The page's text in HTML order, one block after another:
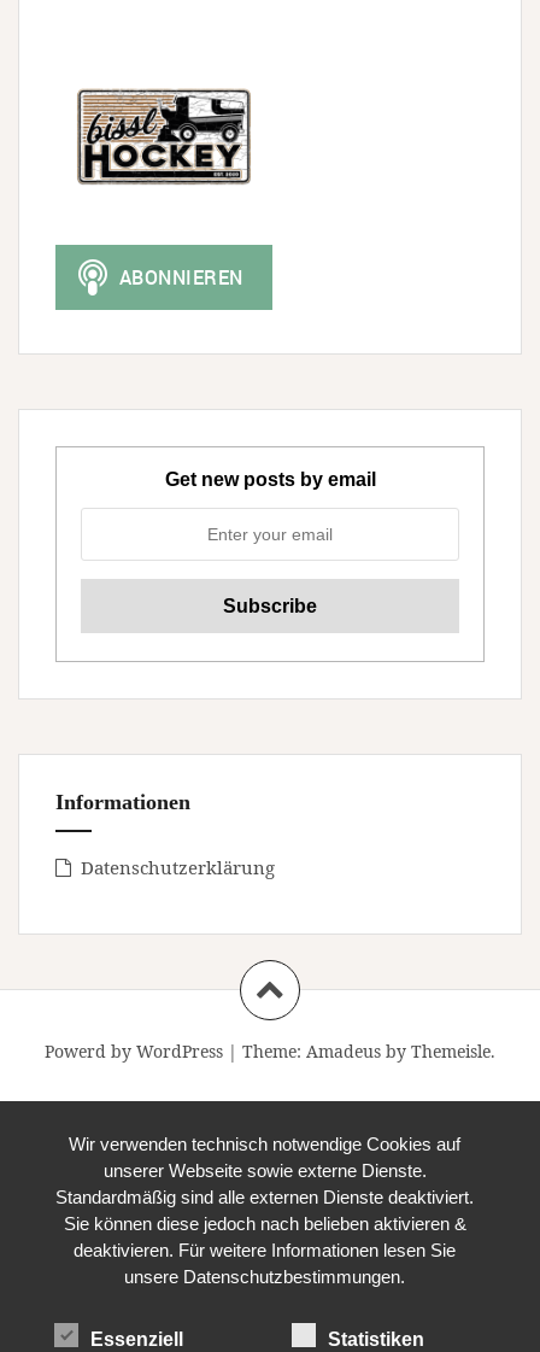
Get new posts by email
Informationen
Datenschutzerklärung
Powerd by WordPress | Theme: Amadeus by Themeisle.
Wir verwenden technisch notwendige Cookies auf
unserer Webseite sowie externe Dienste.
Standardmäßig sind alle externen Dienste deaktiviert.
Sie können diese jedoch nach belieben aktivieren &
deaktivieren. Für weitere Informationen lesen Sie
unsere Datenschutzbestimmungen.
Essenziell Statistiken